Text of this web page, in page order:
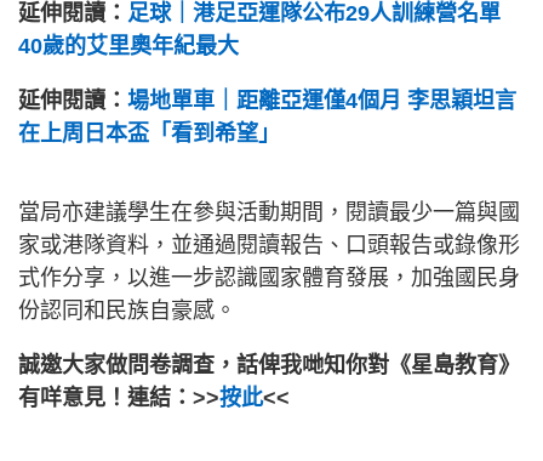
延伸閱讀： 足球｜港足亞運隊公布29人訓練營名單
40歲的艾里奧年紀最大
延伸閱讀： 場地單車｜距離亞運僅4個月 李思穎坦言
在上周日本盃「看到希望」
當局亦建議學生在參與活動期間，閱讀最少一篇與國
家或港隊資料，並通過閱讀報告、口頭報告或錄像形
式作分享，以進一步認識國家體育發展，加強國民身
份認同和民族自豪感。
誠邀大家做問卷調查，話俾我哋知你對《星島教育》
有咩意見！連結：>>按此<<